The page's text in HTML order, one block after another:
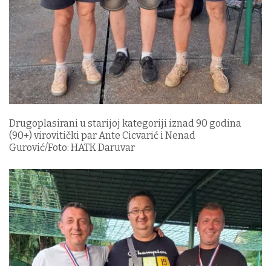
Drugoplasirani u starijoj kategoriji iznad 90 godina
(90+) virovitički par Ante Cicvarić i Nenad
Gurović/Foto: HATK Daruvar